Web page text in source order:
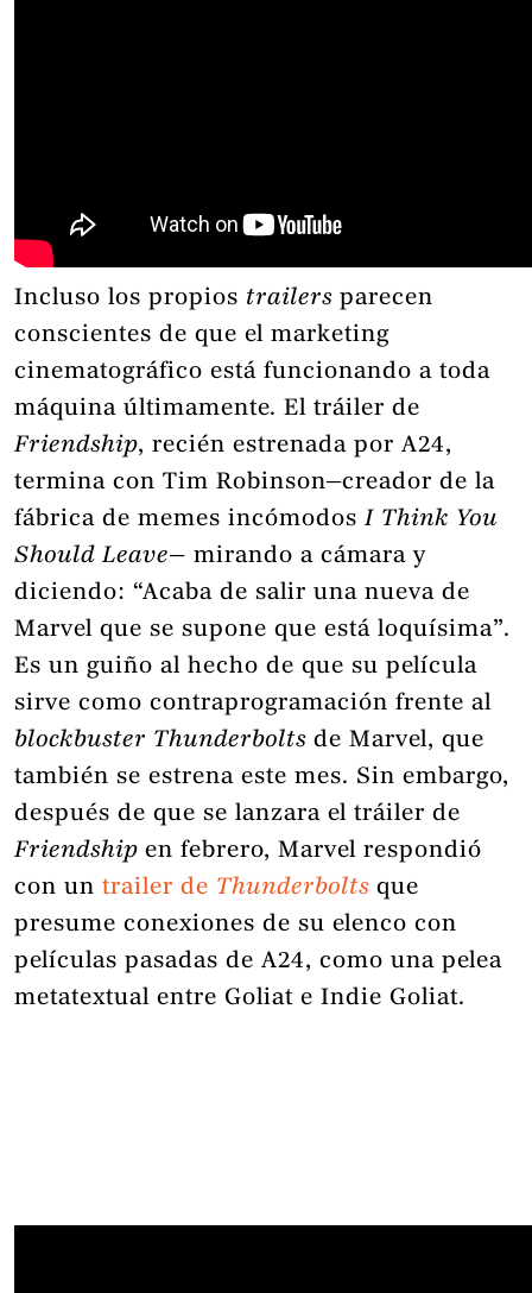
Incluso los propios trailers parecen
conscientes de que el marketing
cinematográfico está funcionando a toda
máquina últimamente. El tráiler de
Friendship, recién estrenada por A24,
termina con Tim Robinson—creador de la
fábrica de memes incómodosI Think You
Should Leave— mirando a cámara y
diciendo: “Acaba de salir una nueva de
Marvel que se supone que está loquísima”.
Es un guiño al hecho de que su película
sirve como contraprogramación frente al
blockbuster Thunderbolts de Marvel, que
también se estrena este mes. Sin embargo,
después de que se lanzara el tráiler de
Friendship en febrero, Marvel respondió
con un trailer de Thunderbolts que
presume conexiones de su elenco con
películas pasadas de A24, como una pelea
metatextual entre Goliat e Indie Goliat.